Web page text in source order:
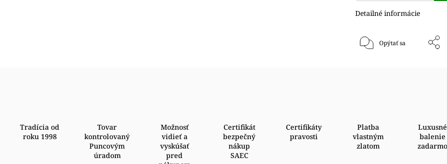
Detailné informácie
Opýtať sa
Tradícia od
roku 1998
Tovar
kontrolovaný
Puncovým
úradom
Možnosť
vidieť a
vyskúšať
pred
Certifikát
bezpečný
nákup
SAEC
Certifikáty
pravosti
Platba
vlastným
zlatom
Luxusné
balenie
zadarmo